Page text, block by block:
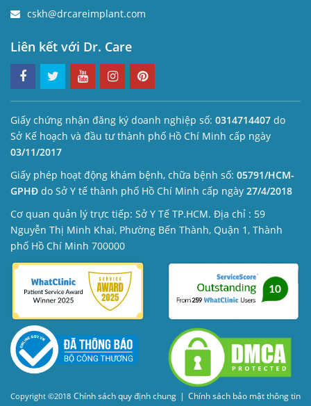
cskh@drcareimplant.com
Liên kết với Dr. Care
Giấy chứng nhận đăng ký doanh nghiệp số: 0314714407 do
Sở Kế hoạch và đầu tư thành phố Hồ Chí Minh cấp ngày
03/11/2017
Giấy phép hoạt động khám bệnh, chữa bệnh số: 05791/HCM-
GPHĐ do Sở Y tế thành phố Hồ Chí Minh cấp ngày 27/4/2018
Cơ quan quản lý trực tiếp: Sở Y Tế TP.HCM. Địa chỉ : 59
Nguyễn Thị Minh Khai, Phường Bến Thành, Quận 1, Thành
phố Hồ Chí Minh 700000
Chính sách quy định chung | Chính sách bảo mật thông tin
Copyright ©2018